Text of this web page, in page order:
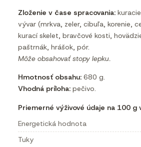
Zloženie v čase spracovania:
vývar (mrkva, zeler, cibuľa, korenie,
kurací skelet, bravčové kosti,
paštrnák, hrášok, pór.
Môže obsahovať stopy lepku.
Hmotnosť obsahu: 680 g.
Vhodná príloha: pečivo.
Priemerné výživové údaje na 100 g
Energetická hodnota
Tuky